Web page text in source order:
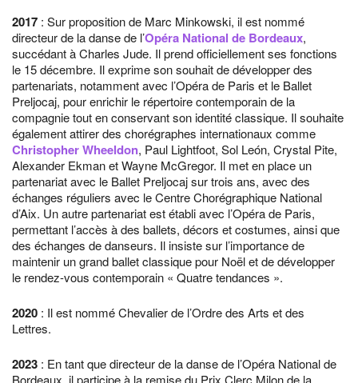
2017 : Sur proposition de Marc Minkowski, il est nommé
directeur de la danse de l’Opéra National de Bordeaux,
succédant à Charles Jude. Il prend officiellement ses fonctions
le 15 décembre. Il exprime son souhait de développer des
partenariats, notamment avec l’Opéra de Paris et le Ballet
Preljocaj, pour enrichir le répertoire contemporain de la
compagnie tout en conservant son identité classique. Il souhaite
également attirer des chorégraphes internationaux comme
Christopher Wheeldon, Paul Lightfoot, Sol León, Crystal Pite,
Alexander Ekman et Wayne McGregor. Il met en place un
partenariat avec le Ballet Preljocaj sur trois ans, avec des
échanges réguliers avec le Centre Chorégraphique National
d’Aix. Un autre partenariat est établi avec l’Opéra de Paris,
permettant l’accès à des ballets, décors et costumes, ainsi que
des échanges de danseurs. Il insiste sur l’importance de
maintenir un grand ballet classique pour Noël et de développer
le rendez-vous contemporain « Quatre tendances ».
2020 : Il est nommé Chevalier de l’Ordre des Arts et des
Lettres.
2023 : En tant que directeur de la danse de l’Opéra National de
Bordeaux, il participe à la remise du Prix Clerc Milon de la